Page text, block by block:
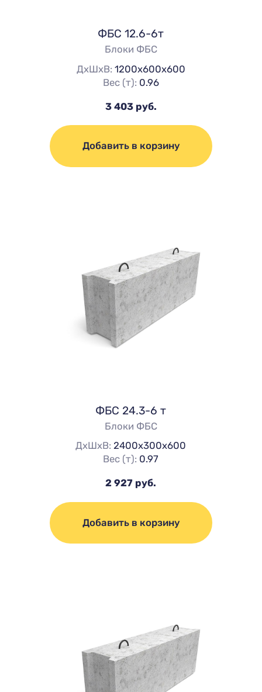
ФБС 12.6-6т
Блоки ФБС
ДхШхВ: 1200х600х600
Вес (т): 0.96
3 403 руб.
Добавить в корзину
ФБС 24.3-6 т
Блоки ФБС
ДхШхВ:2400х300х600
Вес (т): 0.97
2 927 руб.
Добавить в корзину